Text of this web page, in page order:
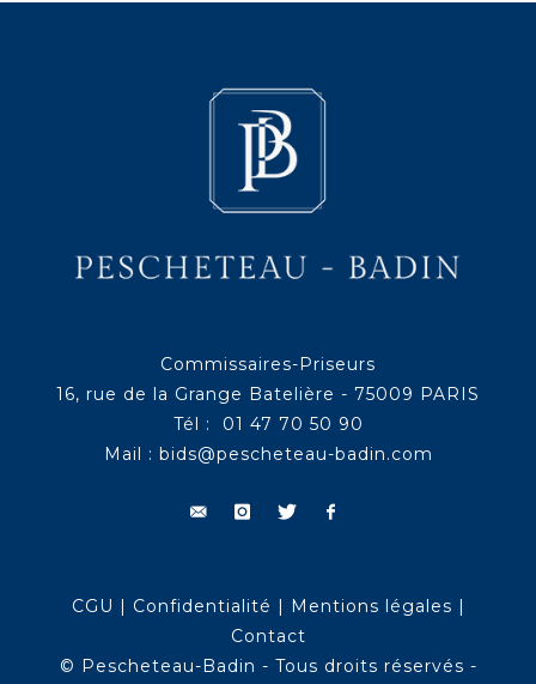
Commissaires-Priseurs
16, rue de la Grange Batelière - 75009 PARIS
Tél : 01 47 70 50 90
Mail : bids@pescheteau-badin.com
CGU | Confidentialité | Mentions légales |
Contact
© Pescheteau-Badin - Tous droits réservés -